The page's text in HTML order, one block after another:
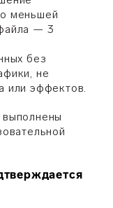
меньшей
— 3
без
не
или эффектов.